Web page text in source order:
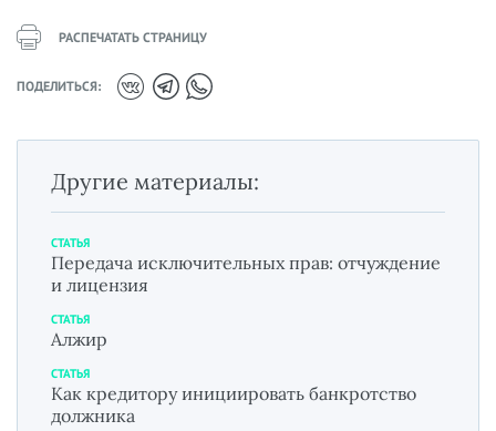
РАСПЕЧАТАТЬ СТРАНИЦУ
ПОДЕЛИТЬСЯ:
Другие материалы:
СТАТЬЯ
Передача исключительных прав: отчуждение
и лицензия
СТАТЬЯ
Алжир
СТАТЬЯ
Как кредитору инициировать банкротство
должника